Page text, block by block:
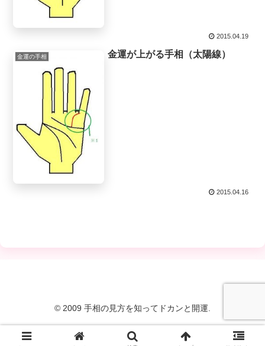
2015.04.19
金運の手相 金運が上がる手相（太陽線）
2015.04.16
© 2009 手相の見方を知ってドカンと開運.